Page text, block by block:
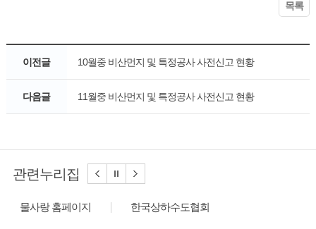
목록
이전글 10월중 비산먼지 및 특정공사 사전신고 현황
다음글 11월중 비산먼지 및 특정공사 사전신고 현황
관련누리집
물사랑 홈페이지
한국상하수도협회